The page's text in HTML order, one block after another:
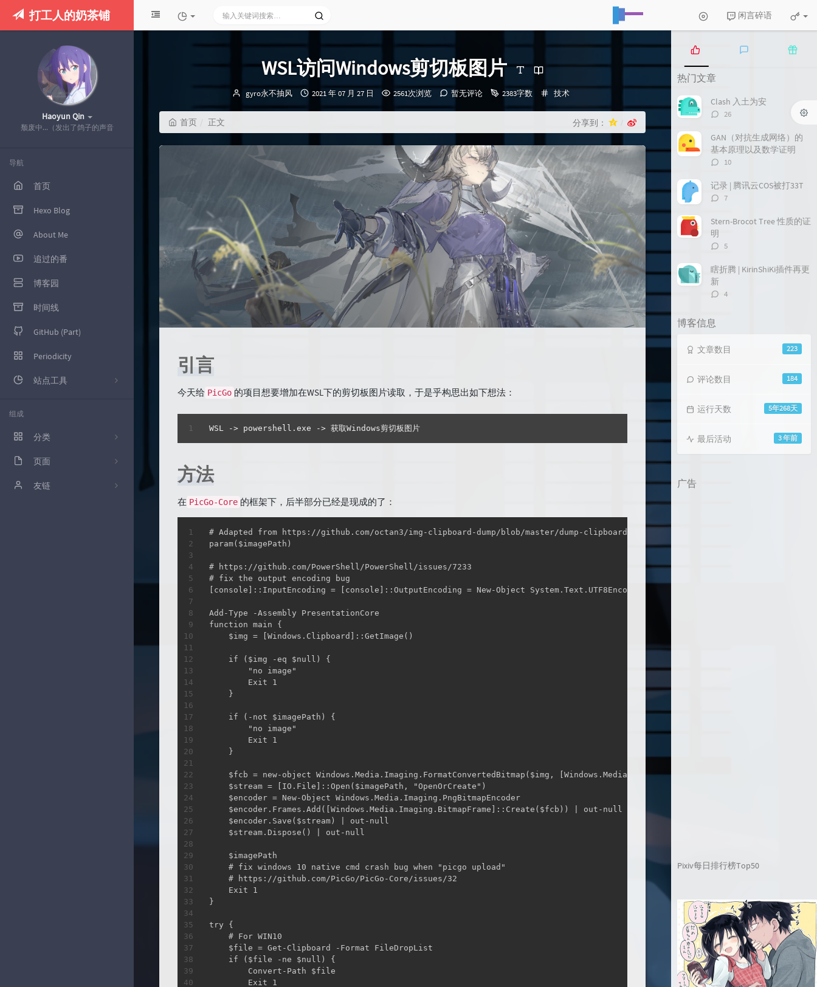
打工人的奶茶铺 闲言碎语
Haoyun Qin
颓废中...（发出了鸽子的声音
导航
首页
Hexo Blog
About Me
追过的番
博客园
时间线
GitHub (Part)
Periodicity
站点工具
组成
分类
10
12
页面
GitHub (Part)
友链
WSL访问Windows剪切板图片
博
gyro永不抽风
发
时
2021 年 07 月 27 日 2561次浏览 暂无评论 2383字数
分
技术
首页 正文 分享到：
引言
今天给 PicGo 的项目想要增加在WSL下的剪切板图片读取，于是乎构思出如下想法：
WSL -> powershell.exe -> 获取Windows剪切板图片
方法
在 PicGo-Core 的框架下，后半部分已经是现成的了：
# Adapted from https://github.com/octan3/img-clipboard-dump/blob/master/dump-clipboard-png.ps1
param($imagePath)
# https://github.com/PowerShell/PowerShell/issues/7233
# fix the output encoding bug
[console]::InputEncoding = [console]::OutputEncoding = New-Object System.Text.UTF8Encoding
Add-Type -Assembly PresentationCore
function main {
    $img = [Windows.Clipboard]::GetImage()
    if ($img -eq $null) {
        "no image"
        Exit 1
    }
    if (-not $imagePath) {
        "no image"
        Exit 1
    }
    $fcb = new-object Windows.Media.Imaging.FormatConvertedBitmap($img, [Windows.Media.PixelFormats]::Rgb24, $null, 0)
    $stream = [IO.File]::Open($imagePath, "OpenOrCreate")
    $encoder = New-Object Windows.Media.Imaging.PngBitmapEncoder
    $encoder.Frames.Add([Windows.Media.Imaging.BitmapFrame]::Create($fcb)) | out-null
    $encoder.Save($stream) | out-null
    $stream.Dispose() | out-null
    $imagePath
    # fix windows 10 native cmd crash bug when "picgo upload"
    # https://github.com/PicGo/PicGo-Core/issues/32
    Exit 1
}
try {
    # For WIN10
    $file = Get-Clipboard -Format FileDropList
    if ($file -ne $null) {
        Convert-Path $file
        Exit 1
复制
热
门
章
论
热门文章
Clash 入土为安
评
数：
26
GAN（对抗生成网络）的
基本原理以及数学证明
评
数：
10
记录 | 腾讯云COS被打33T
评
数：
7
Stern-Brocot Tree 性质的证
明
评
数：
5
瞎折腾 | KirinShiKi插件再更
新
评
4
博客信息
223
文章数目
184
评论数目
5年268天
运行天数
3 年前
最后活动
广告
Pixiv每日排行榜Top50